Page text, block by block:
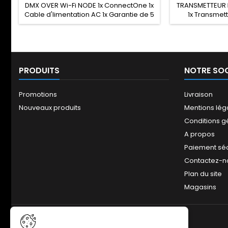
DMX OVER Wi-Fi NODE 1x ConnectOne 1x
Cable d'limentation AC 1x Garantie de 5
ans Caractéristiques principales All-in-
2.4Ghz intégré Sélection du canal
applications Luminair &amp; Blackout
Alimentation AC (100-240VAC) ou DC
1x
LumenRadio™
Plage
Antenne
PRODUITS
Promotions
Nouveaux produits
NOTRE
Livraison
Mentions
Conditions
A propos
Paiement
Contactez-
Plan du site
Magasins